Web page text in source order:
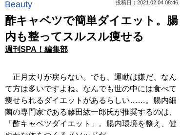
Beauty 投稿日：2021.02.04 08:46
酢キャベツで簡単ダイエット。腸
内も整ってスルスル痩せる
週刊SPA！編集部
正月太りが戻らない。でも、運動は嫌だ、なん
て方は多いですよね。なんでも世の中には食べて
痩せられるダイエットがあるらしい……。腸内細
菌の専門家である藤田紘一郎氏が推奨するのは、
「酢キャベツダイエット」。腸内環境を整え、健